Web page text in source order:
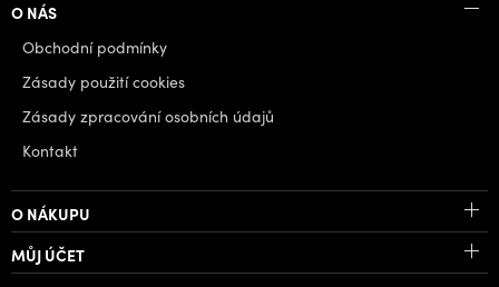
O NÁS
Obchodní podmínky
Zásady použití cookies
Zásady zpracování osobních údajů
Kontakt
O NÁKUPU
MŮJ ÚČET